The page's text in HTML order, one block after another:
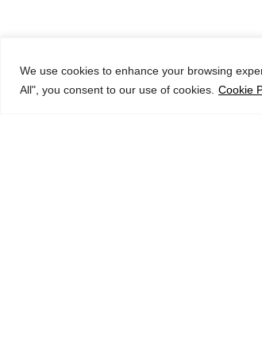
We use cookies to enhance your browsing
All", you consent to our use of cookies. Cookie